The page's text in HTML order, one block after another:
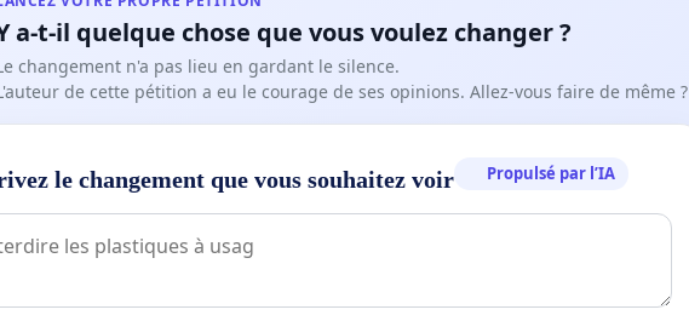
a-t-il quelque chose que vous voulez changer ?
changement n'a pas lieu en gardant le silence.
de cette pétition a eu le courage de ses opinions. Allez-vous faire de même ?
le changement que vous souhaitez voir Propulsé par l’IA